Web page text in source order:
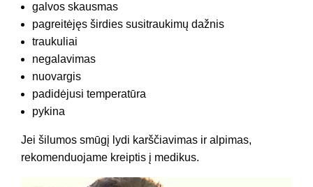
galvos skausmas
pagreitėjęs širdies susitraukimų dažnis
traukuliai
negalavimas
nuovargis
padidėjusi temperatūra
pykina
Jei šilumos smūgį lydi karščiavimas ir alpimas,
rekomenduojame kreiptis į medikus.